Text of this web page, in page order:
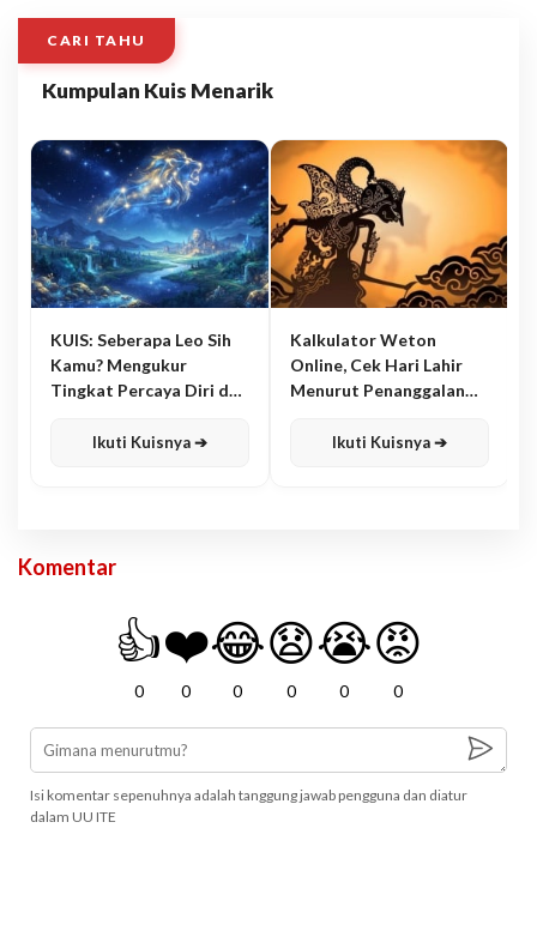
CARI TAHU
Kumpulan Kuis Menarik
KUIS: Seberapa Leo Sih
Kamu? Mengukur
Tingkat Percaya Diri dan
Ikuti Kuisnya ➔
Kalkulator Weton
Online, Cek Hari Lahir
Menurut Penanggalan
Ikuti Kuisnya ➔
Komentar
👍
0
❤️
0
😂
0
😧
0
😭
0
😡
0
Isi komentar sepenuhnya adalah tanggung jawab pengguna dan diatur
dalam UU ITE